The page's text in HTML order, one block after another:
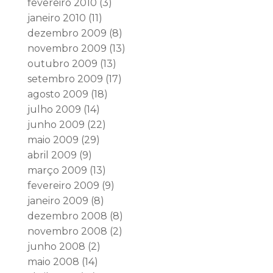
fevereiro 2010 (3)
janeiro 2010 (11)
dezembro 2009 (8)
novembro 2009 (13)
outubro 2009 (13)
setembro 2009 (17)
agosto 2009 (18)
julho 2009 (14)
junho 2009 (22)
maio 2009 (29)
abril 2009 (9)
março 2009 (13)
fevereiro 2009 (9)
janeiro 2009 (8)
dezembro 2008 (8)
novembro 2008 (2)
junho 2008 (2)
maio 2008 (14)